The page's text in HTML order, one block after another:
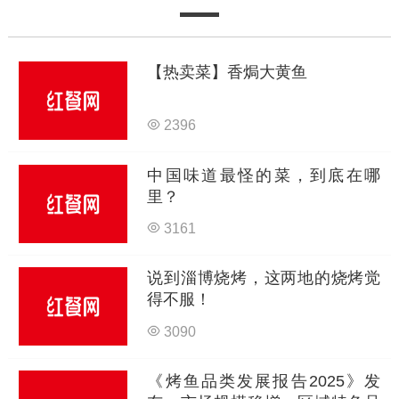
【热卖菜】香焗大黄鱼
2396
中国味道最怪的菜，到底在哪
里？
3161
说到淄博烧烤，这两地的烧烤觉
得不服！
3090
《烤鱼品类发展报告2025》发